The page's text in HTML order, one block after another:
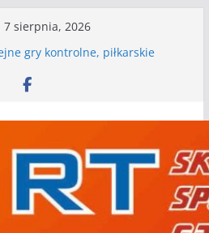
7 sierpnia, 2026
gry kontrolne, piłkarskie
w I Edycji Lidze Szóstek Piłki
zespoły w toku przygotowań
naszych piłkarskich
nami
pierwszą edycję Ligi Szóstek w